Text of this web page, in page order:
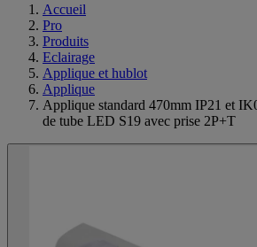
Accueil
Pro
Produits
Eclairage
Applique et hublot
Applique
Applique standard 470mm IP21 et
de tube LED S19 avec prise 2P+T